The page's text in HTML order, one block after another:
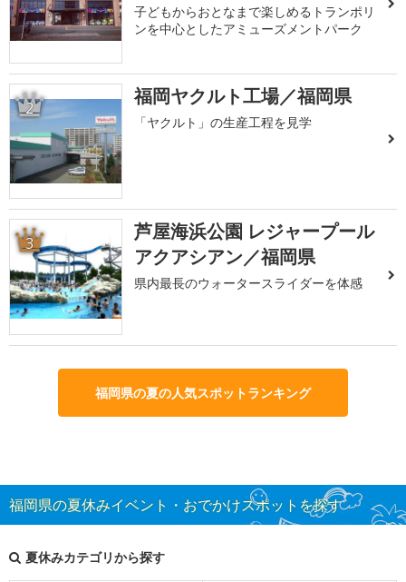
子どもからおとなまで楽しめるトランポリ
ンを中心としたアミューズメントパーク
2 福岡ヤクルト工場／福岡県
「ヤクルト」の生産工程を見学
3
芦屋海浜公園 レジャープール
アクアシアン／福岡県
県内最長のウォータースライダーを体感
福岡県の夏の人気スポットランキング
福岡県の夏休みイベント・おでかけスポットを探す
夏休みカテゴリから探す